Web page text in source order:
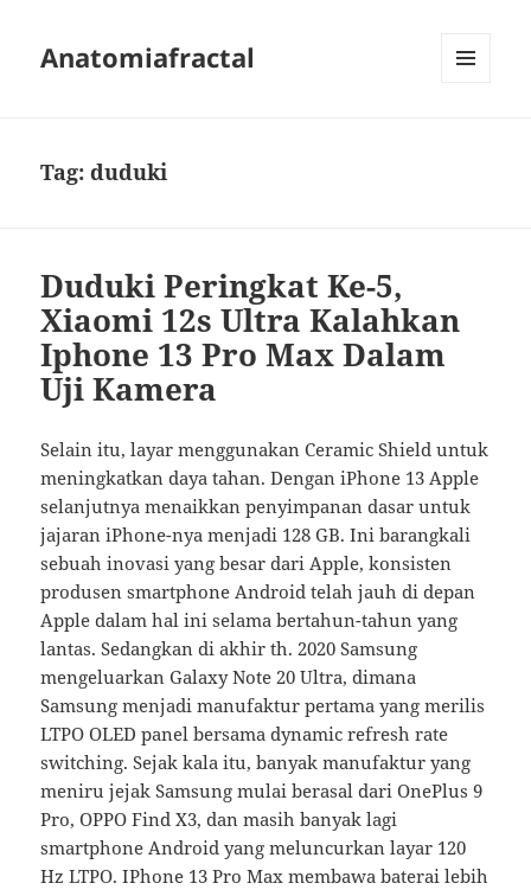
Anatomiafractal
Tag:duduki
Duduki Peringkat Ke-5,
Xiaomi 12s Ultra Kalahkan
Iphone 13 Pro Max Dalam
Uji Kamera
Selain itu, layar menggunakan Ceramic Shield untuk
meningkatkan daya tahan. Dengan iPhone 13 Apple
selanjutnya menaikkan penyimpanan dasar untuk
jajaran iPhone-nya menjadi 128 GB. Ini barangkali
sebuah inovasi yang besar dari Apple, konsisten
produsen smartphone Android telah jauh di depan
Apple dalam hal ini selama bertahun-tahun yang
lantas. Sedangkan di akhir th. 2020 Samsung
mengeluarkan Galaxy Note 20 Ultra, dimana
Samsung menjadi manufaktur pertama yang merilis
LTPO OLED panel bersama dynamic refresh rate
switching. Sejak kala itu, banyak manufaktur yang
meniru jejak Samsung mulai berasal dari OnePlus 9
Pro, OPPO Find X3, dan masih banyak lagi
smartphone Android yang meluncurkan layar 120
Hz LTPO. IPhone 13 Pro Max membawa baterai lebih